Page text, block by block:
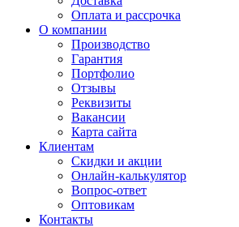
Оплата и рассрочка
О компании
Производство
Гарантия
Портфолио
Отзывы
Реквизиты
Вакансии
Карта сайта
Клиентам
Скидки и акции
Онлайн-калькулятор
Вопрос-ответ
Оптовикам
Контакты